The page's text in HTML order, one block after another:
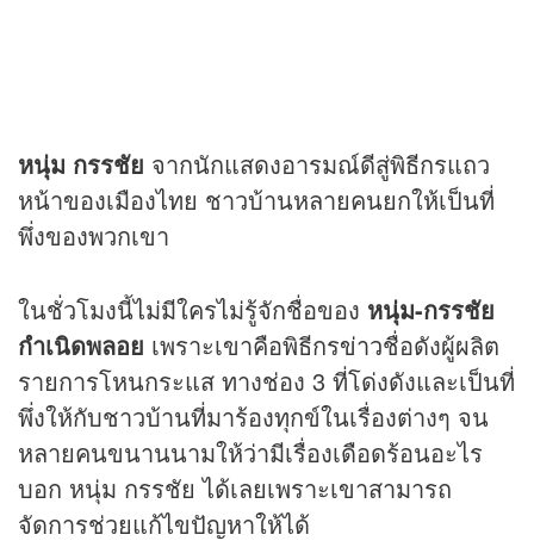
หนุ่ม กรรชัย จากนักแสดงอารมณ์ดีสู่พิธีกรแถว
หน้าของเมืองไทย ชาวบ้านหลายคนยกให้เป็นที่
พึ่งของพวกเขา
ในชั่วโมงนี้ไม่มีใครไม่รู้จักชื่อของ หนุ่ม-กรรชัย
กำเนิดพลอย เพราะเขาคือพิธีกรข่าวชื่อดังผู้ผลิต
รายการโหนกระแส ทางช่อง 3 ที่โด่งดังและเป็นที่
พึ่งให้กับชาวบ้านที่มาร้องทุกข์ในเรื่องต่างๆ จน
หลายคนขนานนามให้ว่ามีเรื่องเดือดร้อนอะไร
บอก หนุ่ม กรรชัย ได้เลยเพราะเขาสามารถ
จัดการช่วยแก้ไขปัญหาให้ได้